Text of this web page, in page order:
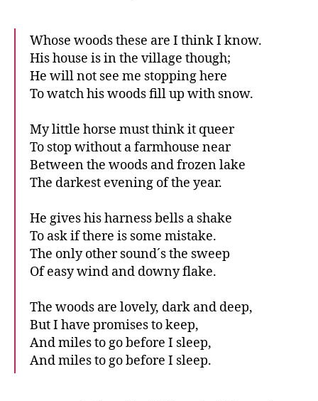
Whose woods these are I think I know.
His house is in the village though;
He will not see me stopping here
To watch his woods fill up with snow.
My little horse must think it queer
To stop without a farmhouse near
Between the woods and frozen lake
The darkest evening of the year.
He gives his harness bells a shake
To ask if there is some mistake.
The only other sound´s the sweep
Of easy wind and downy flake.
The woods are lovely, dark and deep,
But I have promises to keep,
And miles to go before I sleep,
And miles to go before I sleep.